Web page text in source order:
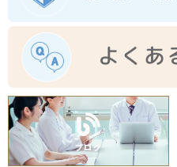
ブログ